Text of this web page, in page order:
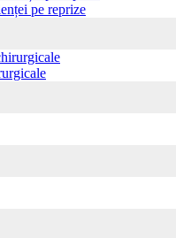
pe reprize